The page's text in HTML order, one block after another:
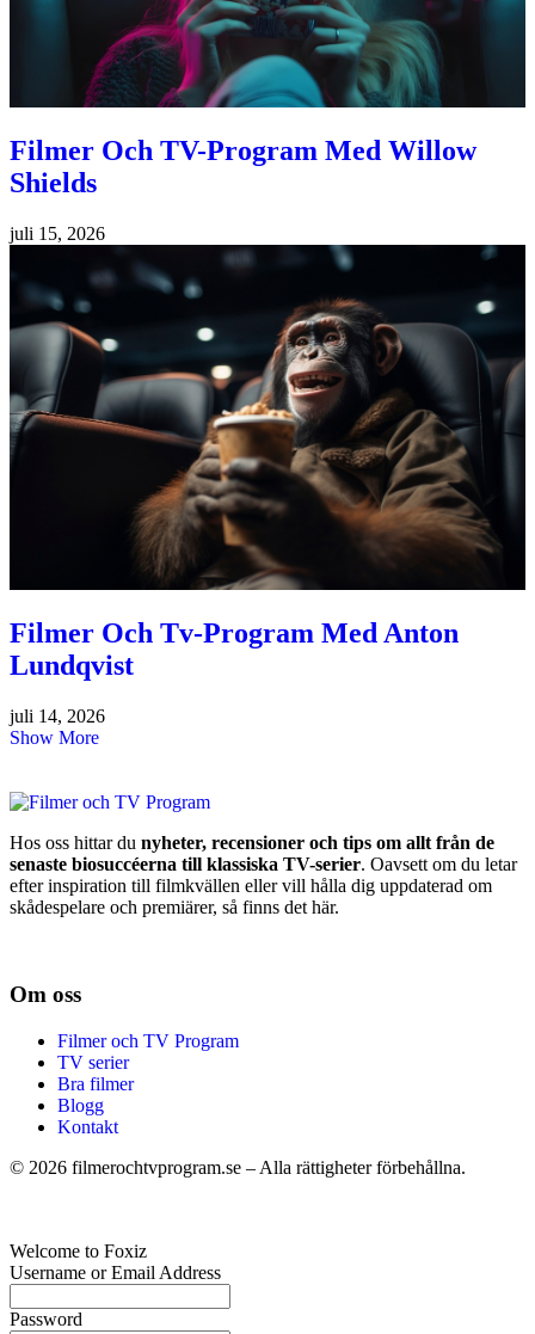
Filmer Och TV-Program Med Willow
Shields
juli 15, 2026
Filmer Och Tv-Program Med Anton
Lundqvist
juli 14, 2026
Show More
Hos oss hittar du nyheter, recensioner och tips om allt från de
senaste biosuccéerna till klassiska TV-serier. Oavsett om du letar
efter inspiration till filmkvällen eller vill hålla dig uppdaterad om
skådespelare och premiärer, så finns det här.
Om oss
Filmer och TV Program
TV serier
Bra filmer
Blogg
Kontakt
© 2026 filmerochtvprogram.se – Alla rättigheter förbehållna.
Welcome to Foxiz
Username or Email Address
Password